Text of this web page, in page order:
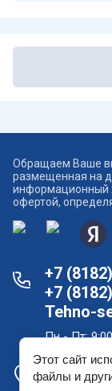
Обращаем Ваше
размещенная на
информационный
офертой,
+7
+7
Tehno-
Пн - Пт:
Офис
Этот сайт
файлы и